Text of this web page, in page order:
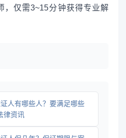
，仅需3~15分钟获得专业解
人有哪些人？要满足哪些
律资讯